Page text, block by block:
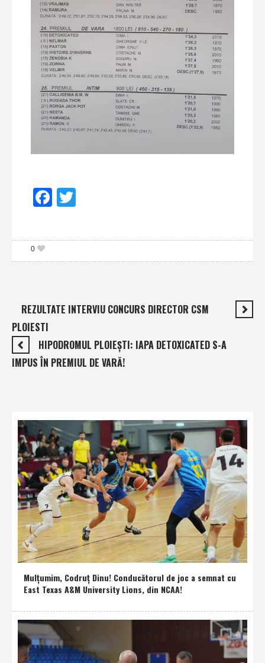
Facebook
0
REZULTATE INTERVIU CONCURS DIRECTOR CSM
PLOIESTI
HIPODROMUL PLOIEŞTI: IAPA DETOXICATED S-A
IMPUS ÎN PREMIUL DE VARĂ!
Mulţumim, Codruţ Dinu! Conducătorul de joc a semnat cu
East Texas A&M University Lions, din NCAA!